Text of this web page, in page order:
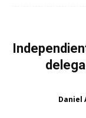
Daniel